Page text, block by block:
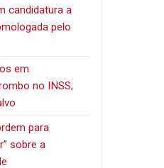
candidatura a
pelo
em
no INSS;
para
sobre a